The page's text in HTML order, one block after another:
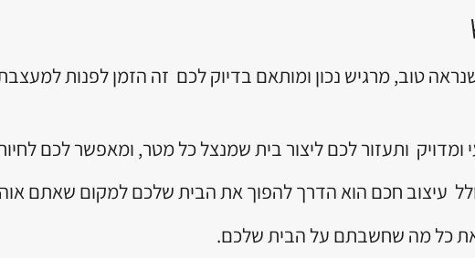
טוב, מרגיש נכון ומותאם בדיוק לכם זה הזמן לפנות
ומדויק ותעזור לכם ליצור בית שמנצל כל מטר, ומאפשר לכם
עיצוב חכם הוא הדרך להפוך את הבית שלכם למקום שאתם
את כל מה שחשבתם על הבית שלכם.